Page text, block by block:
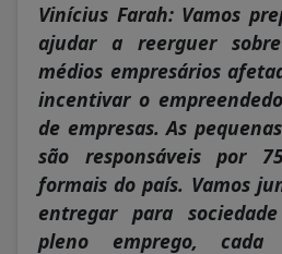
Vinícius Farah: Vamos
ajudar a reerguer
médios empresários
incentivar o
de empresas. As
são responsáveis por
formais do país. Vamos
entregar para
pleno emprego,